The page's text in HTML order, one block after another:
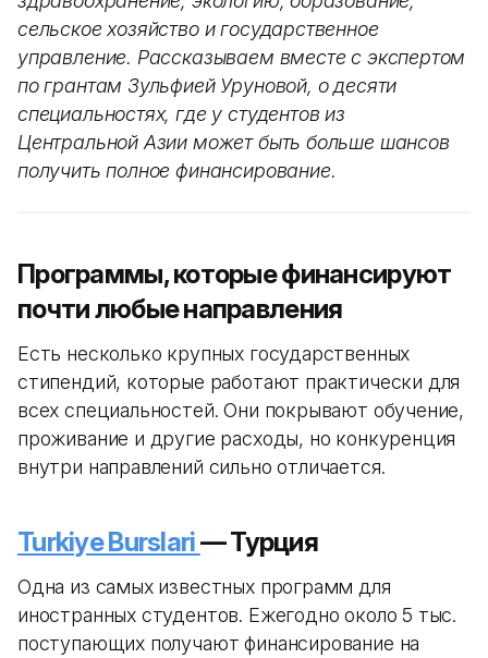
сельское хозяйство и государственное
управление. Рассказываем вместе с экспертом
по грантам Зульфией Уруновой, о десяти
специальностях, где у студентов из
Центральной Азии может быть больше шансов
получить полное финансирование.
Программы, которые финансируют
почти любые направления
Есть несколько крупных государственных
стипендий, которые работают практически для
всех специальностей. Они покрывают обучение,
проживание и другие расходы, но конкуренция
внутри направлений сильно отличается.
Turkiye Burslari— Турция
Одна из самых известных программ для
иностранных студентов. Ежегодно около 5 тыс.
поступающих получают финансирование на